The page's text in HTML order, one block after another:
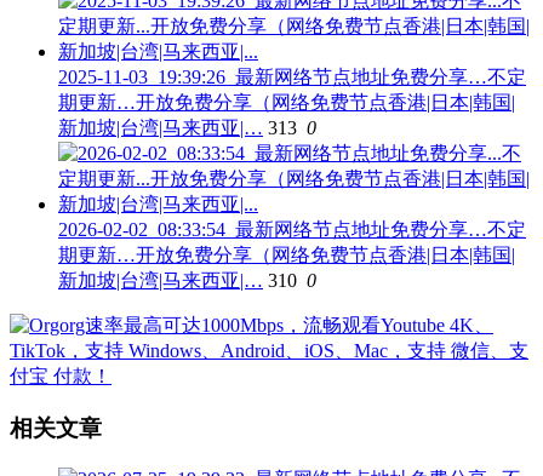
2025-11-03_19:39:26_最新网络节点地址免费分享…不定
期更新…开放免费分享（网络免费节点香港|日本|韩国|
新加坡|台湾|马来西亚|… 313 0
2026-02-02_08:33:54_最新网络节点地址免费分享…不定
期更新…开放免费分享（网络免费节点香港|日本|韩国|
新加坡|台湾|马来西亚|… 310 0
相关文章